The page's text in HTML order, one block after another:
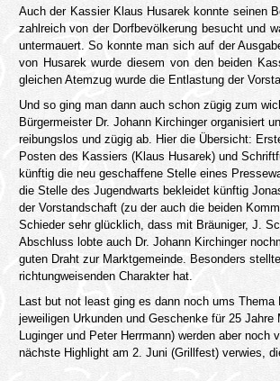
Auch der Kassier Klaus Husarek konnte seinen
zahlreich von der Dorfbevölkerung besucht und
untermauert. So konnte man sich auf der
von Husarek wurde diesem von den beiden
gleichen Atemzug wurde die Entlastung der
Und so ging man dann auch schon zügig zum
Bürgermeister Dr. Johann Kirchinger organisiert
reibungslos und zügig ab. Hier die Übersicht:
Posten des Kassiers (Klaus Husarek) und
künftig die neu geschaffene Stelle eines
die Stelle des Jugendwarts bekleidet künftig
der Vorstandschaft (zu der auch die beiden
Schieder sehr glücklich, dass mit Bräuniger, J.
Abschluss lobte auch Dr. Johann Kirchinger
guten Draht zur Marktgemeinde. Besonders
richtungweisenden Charakter hat.
Last but not least ging es dann noch ums
jeweiligen Urkunden und Geschenke für 25
Luginger und Peter Herrmann) werden aber
nächste Highlight am 2. Juni (Grillfest) verwies,